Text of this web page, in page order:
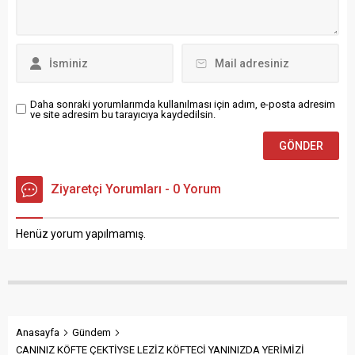
Daha sonraki yorumlarımda kullanılması için adım, e-posta adresim
ve site adresim bu tarayıcıya kaydedilsin.
Ziyaretçi Yorumları - 0 Yorum
Henüz yorum yapılmamış.
Anasayfa
Gündem
CANINIZ KÖFTE ÇEKTİYSE LEZİZ KÖFTECİ YANINIZDA YERİMİZİ